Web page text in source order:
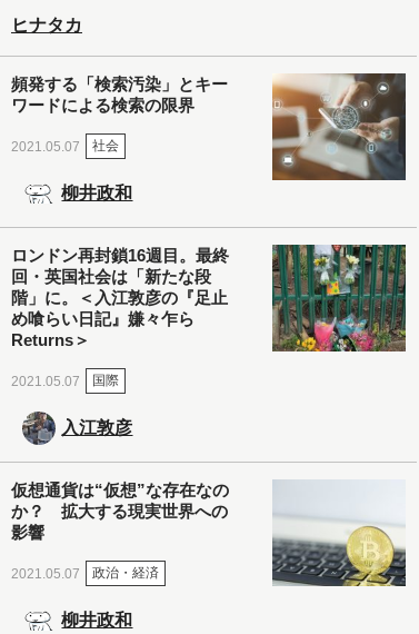
ヒナタカ
頻発する「検索汚染」とキー
ワードによる検索の限界
2021.05.07 社会
柳井政和
ロンドン再封鎖16週目。最終
回・英国社会は「新たな段
階」に。＜入江敦彦の『足止
め喰らい日記』嫌々乍ら
Returns＞
2021.05.07 国際
入江敦彦
仮想通貨は“仮想”な存在なの
か？ 拡大する現実世界への
影響
2021.05.07 政治・経済
柳井政和